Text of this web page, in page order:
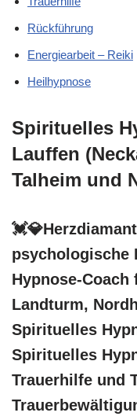
Rückführung
Energiearbeit – Reiki
Heilhypnose
Spirituelles
Lauffen
Talheim und
psychologische
Hypnose-Coach
Landturm,
Spirituelles
Spirituelles
Trauerhilfe und